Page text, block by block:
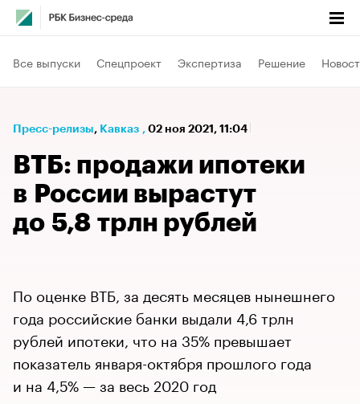
Все выпуски Спецпроект Экспертиза Решение
Пресс-релизы⁠, Кавказ , 02 ноя 2021, 11:04
ВТБ: продажи ипотеки
в России вырастут
до 5,8 трлн рублей
По оценке ВТБ, за десять месяцев нынешнего
года российские банки выдали 4,6 трлн
рублей ипотеки, что на 35% превышает
показатель января-октября прошлого года
и на 4,5% — за весь 2020 год